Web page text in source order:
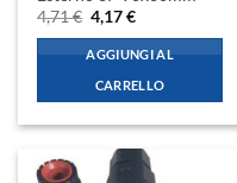
4,71€ Il
prezzo
originale
era:
4,71 €.
4,17€Il
attuale
è:
4,17 €.
AGGIUNGI AL
CARRELLO